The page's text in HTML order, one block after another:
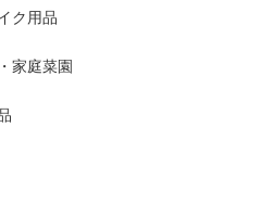
ク用品
家庭菜園